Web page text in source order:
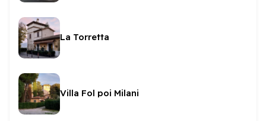
La Torretta
Villa Fol poi Milani